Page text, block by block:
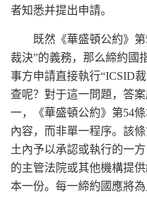
者知悉并提出申請。
既然《華盛頓公約》
裁決”的義務，那么締約國
事方申請直接執行“ICSID
查呢？對于這一問題，答
一，《華盛頓公約》第54
內容，而非單一程序。該
土內予以承認或執行的一
的主管法院或其他機構提
本一份。每一締約國應將